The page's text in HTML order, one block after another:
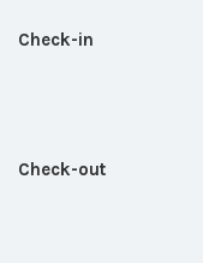
Check-in
Check-out